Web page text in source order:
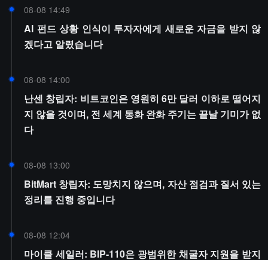
08-08 14:49
AI 펀드 상황 인식이 투자자에게 새로운 자금을 받지 않
겠다고 알렸습니다
08-08 14:00
난센 창립자: 비트코인은 영원히 6만 달러 이하로 떨어지
지 않을 것이며, 전 세계 통화 완화 주기는 끝날 기미가 없
다
08-08 13:00
BitMart 창립자: 도망치지 않으며, 자산 점검과 질서 있는
정리를 진행 중입니다
08-08 12:04
마이클 세일러: BIP-110은 광범위한 채굴자 지원을 받지